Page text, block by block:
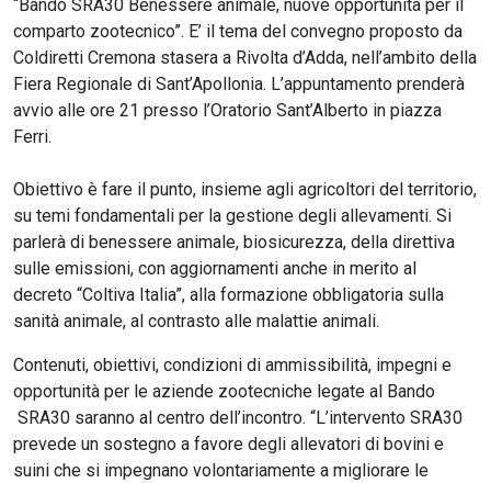
“Bando SRA30 Benessere animale, nuove opportunità per il
comparto zootecnico”. E’ il tema del convegno proposto da
Coldiretti Cremona stasera a Rivolta d’Adda, nell’ambito della
Fiera Regionale di Sant’Apollonia. L’appuntamento prenderà
avvio alle ore 21 presso l’Oratorio Sant’Alberto in piazza
Ferri.
Obiettivo è fare il punto, insieme agli agricoltori del territorio,
su temi fondamentali per la gestione degli allevamenti. Si
parlerà di benessere animale, biosicurezza, della direttiva
sulle emissioni, con aggiornamenti anche in merito al
decreto “Coltiva Italia”, alla formazione obbligatoria sulla
sanità animale, al contrasto alle malattie animali.
Contenuti, obiettivi, condizioni di ammissibilità, impegni e
opportunità per le aziende zootecniche legate al Bando
SRA30 saranno al centro dell’incontro. “L’intervento SRA30
prevede un sostegno a favore degli allevatori di bovini e
suini che si impegnano volontariamente a migliorare le